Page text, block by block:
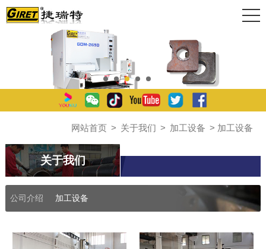
网站首页 > 关于我们 > 加工设备 > 加工设备
关于我们
公司介绍 加工设备